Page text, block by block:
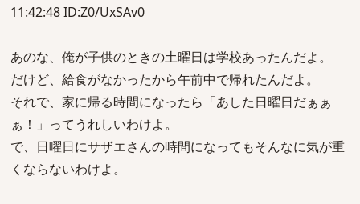
11:42:48 ID:Z0/UxSAv0
あのな、俺が子供のときの土曜日は学校あったんだよ。
だけど、給食がなかったから午前中で帰れたんだよ。
それで、家に帰る時間になったら「あした日曜日だぁぁ
ぁ！」ってうれしいわけよ。
で、日曜日にサザエさんの時間になってもそんなに気が重
くならないわけよ。